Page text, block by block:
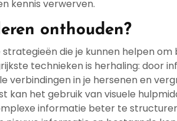
kennis verwerven.
onthouden?
die je kunnen helpen
technieken is herhaling: door
verbindingen in je hersenen en
kan het gebruik van visuele
informatie beter te